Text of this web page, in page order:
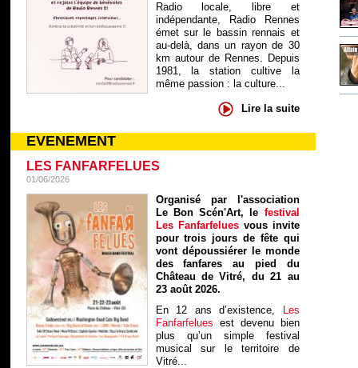
Radio locale, libre et
indépendante, Radio Rennes
émet sur le bassin rennais et
au-delà, dans un rayon de 30
km autour de Rennes. Depuis
1981, la station cultive la
même passion : la culture...
Lire la suite
EVENEMENT
LES FANFARFELUES
01/06/2026
Organisé par l'association
Le Bon Scén'Art, le festival
Les Fanfarfelues vous invite
pour trois jours de fête qui
vont dépoussiérer le monde
des fanfares au pied du
Château de Vitré, du 21 au
23 août 2026.
En 12 ans d’existence, Les
Fanfarfelues est devenu bien
plus qu’un simple festival
musical sur le territoire de
Vitré...